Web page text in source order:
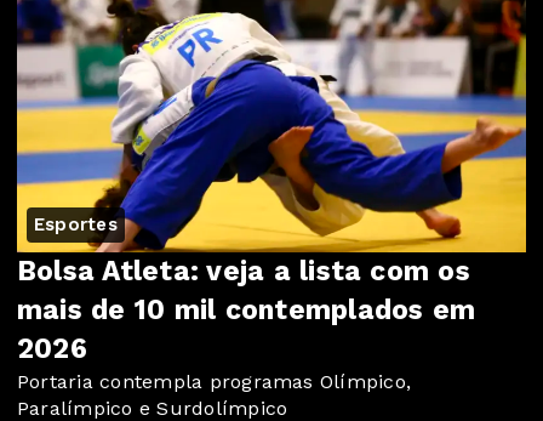
Esportes
Bolsa Atleta: veja a lista com os
mais de 10 mil contemplados em
2026
Portaria contempla programas Olímpico,
Paralímpico e Surdolímpico